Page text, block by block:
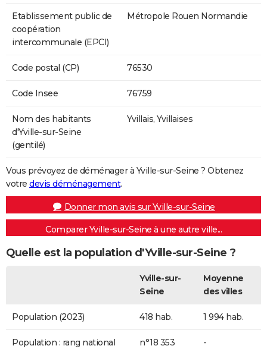
Etablissement public de
coopération
intercommunale (EPCI)
Métropole Rouen Normandie
Code postal (CP) 76530
Code Insee 76759
Nom des habitants
d'Yville-sur-Seine
(gentilé)
Yvillais, Yvillaises
Vous prévoyez de déménager à Yville-sur-Seine ? Obtenez
votre devis déménagement.
Donner mon avis sur Yville-sur-Seine
Comparer Yville-sur-Seine à une autre ville...
Quelle est la population d'Yville-sur-Seine ?
Yville-sur-
Seine
Moyenne
des villes
Population (2023) 418 hab. 1 994 hab.
Population : rang national
n°18 353 -